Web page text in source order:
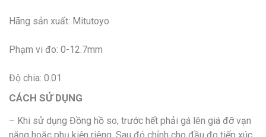
Hãng sản xuất: Mitutoyo
Phạm vi đo: 0-12.7mm
Độ chia: 0.01
CÁCH SỬ DỤNG
– Khi sử dụng Đồng hồ so, trước hết phải gá lên giá đỡ vạn